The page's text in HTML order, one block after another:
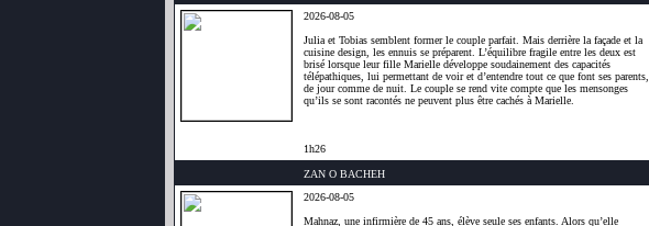
2026-08-05
Julia et Tobias semblent former le couple parfait. Mais derrière la façade et la
cuisine design, les ennuis se préparent. L’équilibre fragile entre les deux est
brisé lorsque leur fille Marielle développe soudainement des capacités
télépathiques, lui permettant de voir et d’entendre tout ce que font ses parents,
de jour comme de nuit. Le couple se rend vite compte que les mensonges
qu’ils se sont racontés ne peuvent plus être cachés à Marielle.
1h26
ZAN O BACHEH
2026-08-05
Mahnaz, une infirmière de 45 ans, élève seule ses enfants. Alors qu’elle